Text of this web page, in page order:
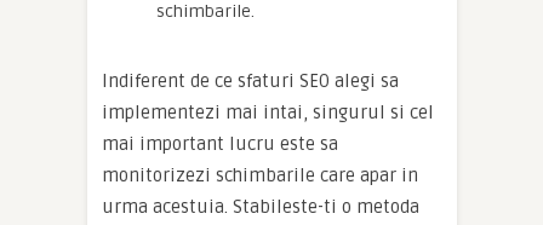
schimbarile.
Indiferent de ce sfaturi SEO alegi sa
implementezi mai intai, singurul si cel
mai important lucru este sa
monitorizezi schimbarile care apar in
urma acestuia. Stabileste-ti o metoda